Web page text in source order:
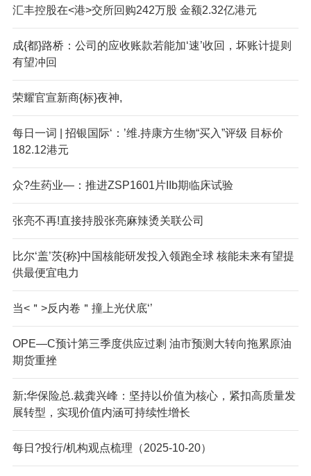
汇丰控股在<港>交所回购242万股 金额2.32亿港元
成{都}路桥：公司的应收账款若能加‘速’收回，坏账计提则
有望冲回
荣耀官宣新商{标}夜神,
每日一词 | 招银国际‘：’维.持康方生物“买入”评级 目标价
182.12港元
众?生药业—：推进ZSP1601片IIb期临床试验
张亮不再!直接持股张亮麻辣烫关联公司
比尔‘盖’茨{称}中国核能研发投入领跑全球 核能未来有望提
供最便宜电力
当<＂>反内卷＂撞上光伏底‘’
OPE—C预计第三季度供应过剩 油市预测大转向拖累原油
期货重挫
新;华保险总.裁龚兴峰：坚持以价值为核心，紧扣高质量发
展转型，实现价值内涵可持续性增长
每日?投行/机构观点梳理（2025-10-20）